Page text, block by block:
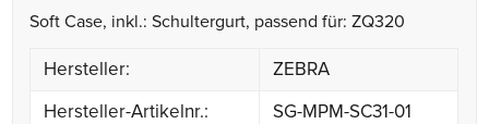
Soft Case, inkl.: Schultergurt, passend für: ZQ320
Hersteller:
ZEBRA
Hersteller-Artikelnr.:
SG-MPM-SC31-01